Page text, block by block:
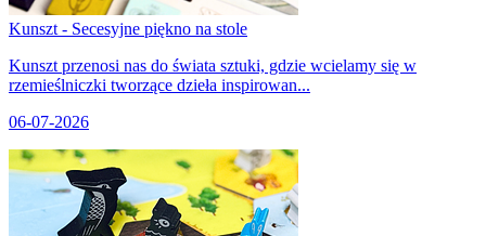
Kunszt - Secesyjne piękno na stole
Kunszt przenosi nas do świata sztuki, gdzie wcielamy się w
rzemieślniczki tworzące dzieła inspirowan...
06-07-2026